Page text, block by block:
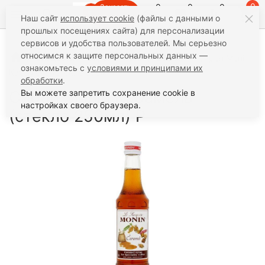
Заказать
звонок
0 0 0 0
Сладости Сиропы Monin 250 мл
Сироп Monin
Карамель (стекло 250мл) Р
Сироп Monin Карамель
(стекло 250мл) Р
Наш сайт использует cookie (файлы с данными о
прошлых посещениях сайта) для персонализации
сервисов и удобства пользователей. Мы серьезно
относимся к защите персональных данных —
ознакомьтесь с условиями и принципами их
обработки.
Вы можете запретить сохранение cookie в
настройках своего браузера.